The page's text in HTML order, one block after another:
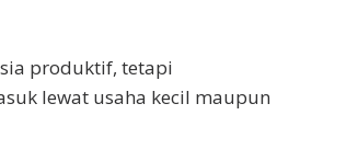
produktif, tetapi
lewat usaha kecil maupun